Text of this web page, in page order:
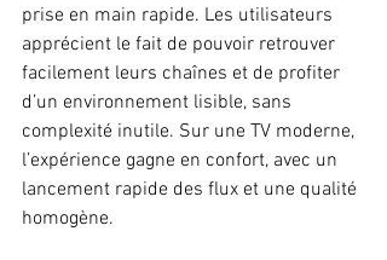
prise en main rapide. Les utilisateurs
apprécient le fait de pouvoir retrouver
facilement leurs chaînes et de profiter
d’un environnement lisible, sans
complexité inutile. Sur une TV moderne,
l’expérience gagne en confort, avec un
lancement rapide des flux et une qualité
homogène.